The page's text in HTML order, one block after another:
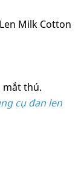
Milk Cotton
mắt thú.
cụ đan len